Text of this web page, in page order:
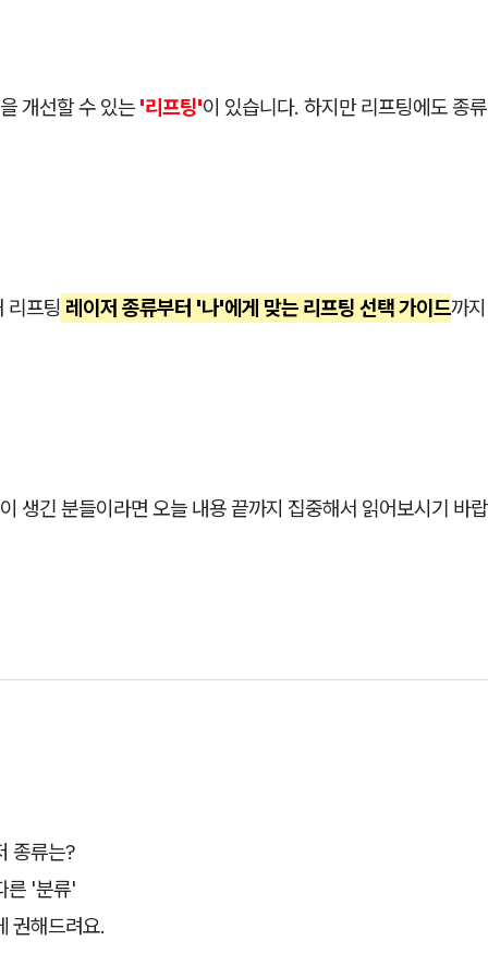
개선할 수 있는 '리프팅'이 있습니다. 하지만 리프팅에도 종
리프팅 레이저 종류부터 '나'에게 맞는 리프팅 선택 가이드까
생긴 분들이라면 오늘 내용 끝까지 집중해서 읽어보시기 바
종류는?
른 '분류'
권해드려요.